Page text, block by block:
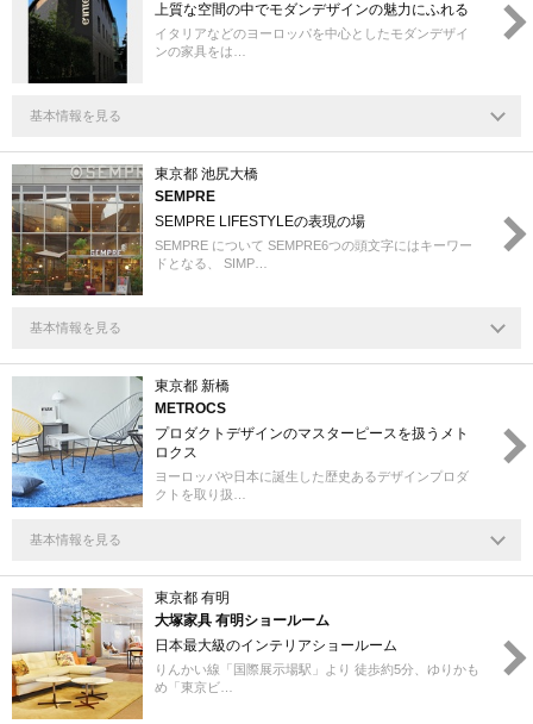
上質な空間の中でモダンデザインの魅力にふれる
イタリアなどのヨーロッパを中心としたモダンデザイ
ンの家具をは…
基本情報を見る
東京都 池尻大橋
SEMPRE
SEMPRE LIFESTYLEの表現の場
SEMPRE について SEMPRE6つの頭文字にはキーワー
ドとなる、 SIMP…
基本情報を見る
東京都 新橋
METROCS
プロダクトデザインのマスターピースを扱うメト
ロクス
ヨーロッパや日本に誕生した歴史あるデザインプロダ
クトを取り扱…
基本情報を見る
東京都 有明
大塚家具 有明ショールーム
日本最大級のインテリアショールーム
りんかい線「国際展示場駅」より 徒歩約5分、ゆりかも
め「東京ビ…